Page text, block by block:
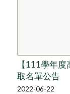
【111學年
取名單公告
2022-06-22